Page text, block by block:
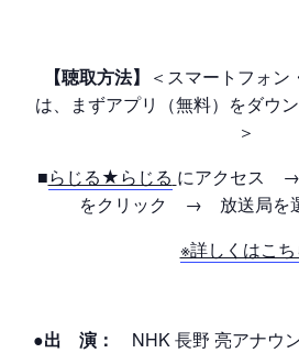
【聴取方法】 ＜スマートフォ
は、まずアプリ（無料）をダウ
＞
■らじる★らじる にアクセス →
をクリック → 放送局
※詳しくはこち
●出 演： NHK 長野 亮アナウ